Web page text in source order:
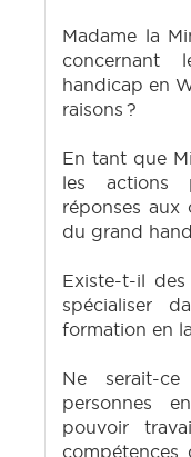
Madame la
handicap en
raisons ?
En tant que
les actions
réponses aux
du grand
Existe-t-il
spécialiser
formation en
Ne serait-
personnes
pouvoir